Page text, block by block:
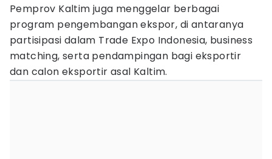
Pemprov Kaltim juga menggelar berbagai
program pengembangan ekspor, di antaranya
partisipasi dalam Trade Expo Indonesia, business
matching, serta pendampingan bagi eksportir
dan calon eksportir asal Kaltim.